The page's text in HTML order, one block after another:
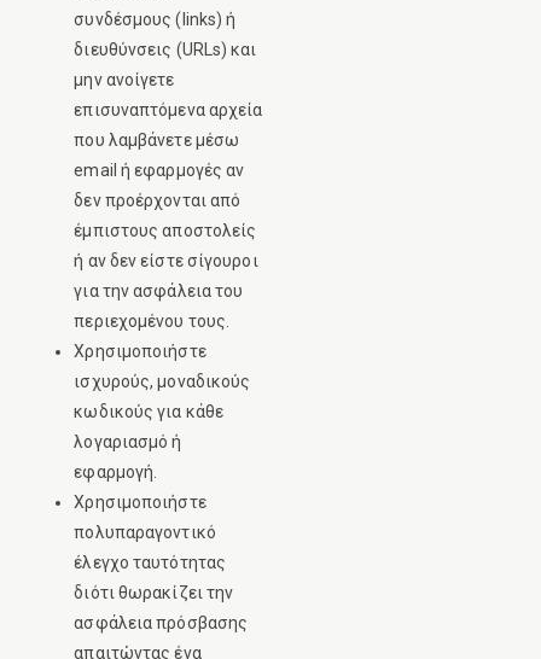
συνδέσμους (links) ή
διευθύνσεις (URLs) και
μην ανοίγετε
επισυναπτόμενα αρχεία
που λαμβάνετε μέσω
email ή εφαρμογές αν
δεν προέρχονται από
έμπιστους αποστολείς
ή αν δεν είστε σίγουροι
για την ασφάλεια του
περιεχομένου τους.
Χρησιμοποιήστε
ισχυρούς, μοναδικούς
κωδικούς για κάθε
λογαριασμό ή
εφαρμογή.
Χρησιμοποιήστε
πολυπαραγοντικό
έλεγχο ταυτότητας
διότι θωρακίζει την
ασφάλεια πρόσβασης
απαιτώντας ένα